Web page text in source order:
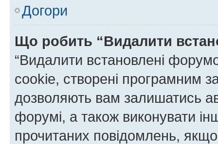
Догори
Що робить “Видалити
“Видалити встановлені
cookie, створені програмним
дозволяють вам залишатись
форумі, а також виконувати
прочитаних повідомлень,